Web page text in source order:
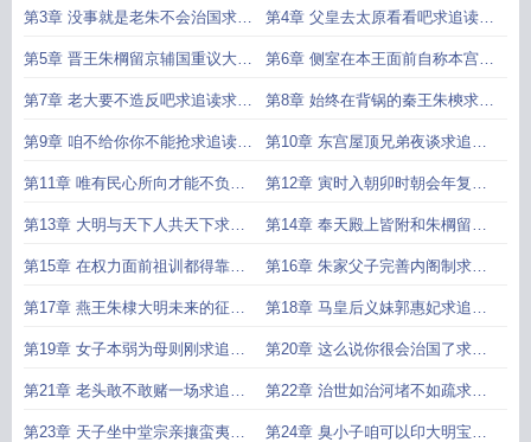
读求月票求推荐票 婚求追读求月票求推荐票
第3章 没事就是老朱不会治国求追
读求月票求推荐票
第4章 父皇去太原看看吧求追读求
月票求推荐票
第5章 晋王朱棡留京辅国重议大明
国策求追读求月票求推荐票
第6章 侧室在本王面前自称本宫求
追读求月票求推荐票
第7章 老大要不造反吧求追读求月
票求推荐票
第8章 始终在背锅的秦王朱樉求追
读求月票求推荐票
第9章 咱不给你你不能抢求追读求
月票求推荐票
第10章 东宫屋顶兄弟夜谈求追读
求月票求推荐票
第11章 唯有民心所向才能不负大
明求追读求月票求推荐票
第12章 寅时入朝卯时朝会年复一
年求追读求月票求推荐票
第13章 大明与天下人共天下求追
读求月票求推荐票
第14章 奉天殿上皆附和朱棡留京
辅国求追读求月票求推荐票
第15章 在权力面前祖训都得靠边
站求追读求月票求推荐票
第16章 朱家父子完善内阁制求追
读求月票求推荐票
第17章 燕王朱棣大明未来的征北
大将军求追读求月票求推荐票
第18章 马皇后义妹郭惠妃求追读
求月票求推荐票
第19章 女子本弱为母则刚求追读
求月票求推荐票
第20章 这么说你很会治国了求追
读求月票求推荐票
第21章 老头敢不敢赌一场求追读
求月票求推荐票
第22章 治世如治河堵不如疏求追
读求月票求推荐票
第23章 天子坐中堂宗亲攘蛮夷求 第24章 臭小子咱可以印大明宝钞